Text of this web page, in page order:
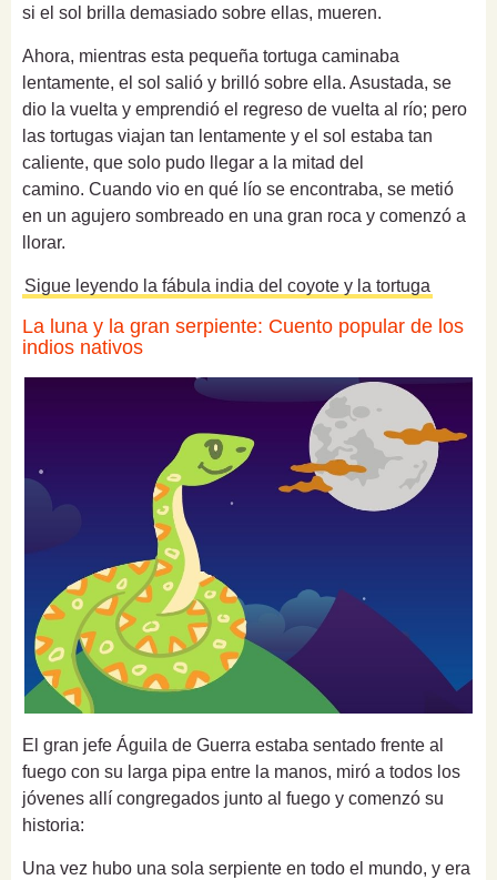
si el sol brilla demasiado sobre ellas, mueren.
Ahora, mientras esta pequeña tortuga caminaba
lentamente, el sol salió y brilló sobre ella. Asustada, se
dio la vuelta y emprendió el regreso de vuelta al río; pero
las tortugas viajan tan lentamente y el sol estaba tan
caliente, que solo pudo llegar a la mitad del
camino. Cuando vio en qué lío se encontraba, se metió
en un agujero sombreado en una gran roca y comenzó a
llorar.
Sigue leyendo la fábula india del coyote y la tortuga
La luna y la gran serpiente: Cuento popular de los
indios nativos
El gran jefe Águila de Guerra estaba sentado frente al
fuego con su larga pipa entre la manos, miró a todos los
jóvenes allí congregados junto al fuego y comenzó su
historia:
Una vez hubo una sola serpiente en todo el mundo, y era